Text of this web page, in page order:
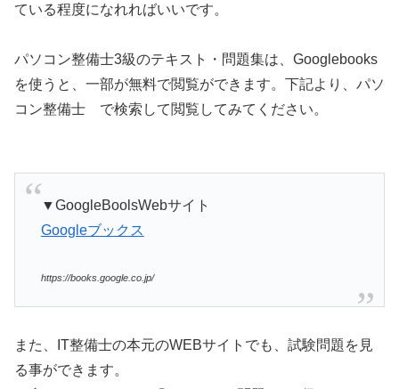
ている程度になれればいいです。
パソコン整備士3級のテキスト・問題集は、Googlebooks
を使うと、一部が無料で閲覧ができます。下記より、パソ
コン整備士 で検索して閲覧してみてください。
▼GoogleBoolsWebサイト
Googleブックス
https://books.google.co.jp/
また、IT整備士の本元のWEBサイトでも、試験問題を見
る事ができます。